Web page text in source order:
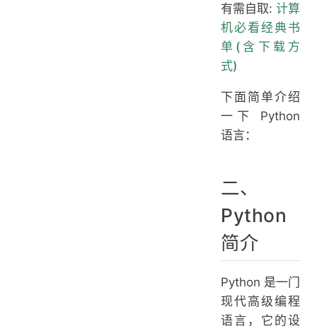
有需自取: 计算
机必看经典书
单(含下载方
式)
下面简单介绍
一下 Python
语言：
二、
Python
简介
Python 是一门
现代高级编程
语言，它的设